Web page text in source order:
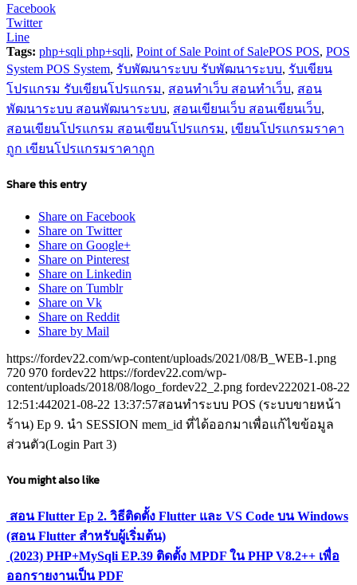
Facebook
Twitter
Line
Tags: php+sqli php+sqli, Point of Sale Point of SalePOS POS, POS
System POS System, รับพัฒนาระบบ รับพัฒนาระบบ, รับเขียน
โปรแกรม รับเขียนโปรแกรม, สอนทำเว็บ สอนทำเว็บ, สอน
พัฒนาระบบ สอนพัฒนาระบบ, สอนเขียนเว็บ สอนเขียนเว็บ,
สอนเขียนโปรแกรม สอนเขียนโปรแกรม, เขียนโปรแกรมราคา
ถูก เขียนโปรแกรมราคาถูก
Share this entry
Share on Facebook
Share on Twitter
Share on Google+
Share on Pinterest
Share on Linkedin
Share on Tumblr
Share on Vk
Share on Reddit
Share by Mail
https://fordev22.com/wp-content/uploads/2021/08/B_WEB-1.png
720 970 fordev22 https://fordev22.com/wp-
content/uploads/2018/08/logo_fordev22_2.png fordev222021-08-22
12:51:442021-08-22 13:37:57สอนทำระบบ POS (ระบบขายหน้า
ร้าน) Ep 9. นำ SESSION mem_id ที่ได้ออกมาเพื่อแก้ไขข้อมูล
ส่วนตัว(Login Part 3)
You might also like
สอน Flutter Ep 2. วิธีติดตั้ง Flutter และ VS Code บน Windows
(สอน Flutter สำหรับผู้เริ่มต้น)
(2023) PHP+MySqli EP.39 ติดตั้ง MPDF ใน PHP V8.2++ เพื่อ
ออกรายงานเป็น PDF